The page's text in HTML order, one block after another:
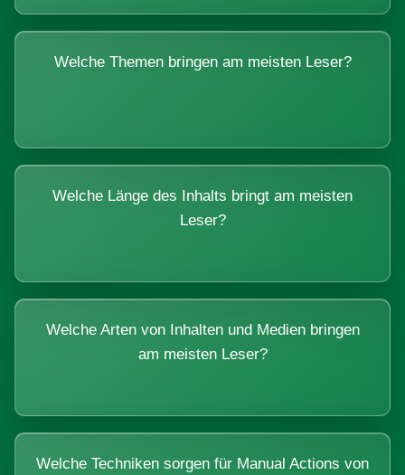
Welche Themen bringen am meisten Leser?
Welche Länge des Inhalts bringt am meisten
Leser?
Welche Arten von Inhalten und Medien bringen
am meisten Leser?
Welche Techniken sorgen für Manual Actions von